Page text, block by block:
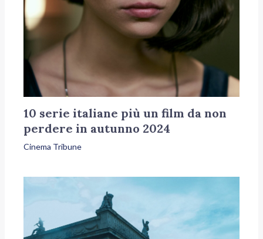
10 serie italiane più un film da non
perdere in autunno 2024
Cinema Tribune